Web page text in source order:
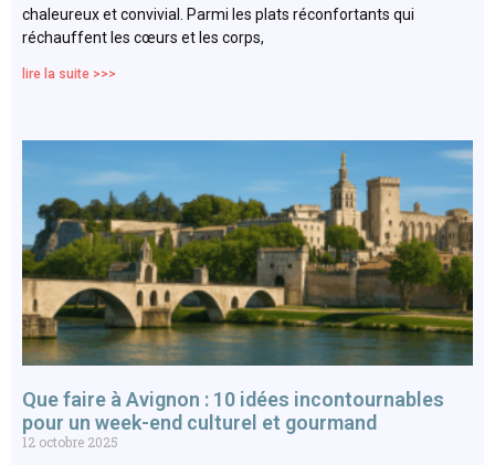
chaleureux et convivial. Parmi les plats réconfortants qui
réchauffent les cœurs et les corps,
lire la suite >>>
Que faire à Avignon : 10 idées incontournables
pour un week-end culturel et gourmand
12 octobre 2025